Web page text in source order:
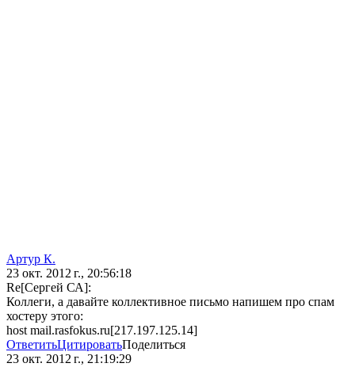
Артур К.
23 окт. 2012 г., 20:56:18
Re[Сергей СА]:
Коллеги, а давайте коллективное письмо напишем про спам
хостеру этого:
host mail.rasfokus.ru[217.197.125.14]
ОтветитьЦитироватьПоделиться
23 окт. 2012 г., 21:19:29